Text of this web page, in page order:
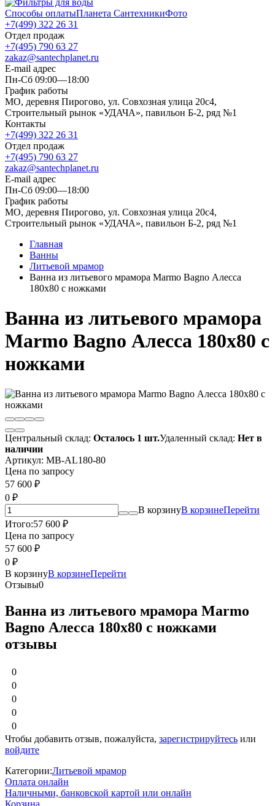
Способы оплатыПланета СантехникиФото
+7(499) 322 26 31
Отдел продаж
+7(495) 790 63 27
zakaz@santechplanet.ru
E-mail адрес
Пн-Сб 09:00—18:00
График работы
МО, деревня Пирогово, ул. Совхозная улица 20с4,
Строительный рынок «УДАЧА», павильон Б-2, ряд №1
Контакты
+7(499) 322 26 31
Отдел продаж
+7(495) 790 63 27
zakaz@santechplanet.ru
E-mail адрес
Пн-Сб 09:00—18:00
График работы
МО, деревня Пирогово, ул. Совхозная улица 20с4,
Строительный рынок «УДАЧА», павильон Б-2, ряд №1
Главная
Ванны
Литьевой мрамор
Ванна из литьевого мрамора Marmo Bagno Алесса
180х80 с ножками
Ванна из литьевого мрамора
Marmo Bagno Алесса 180х80 с
ножками
Центральный склад: Осталось 1 шт.Удаленный склад: Нет в
наличии
Артикул: MB-AL180-80
Цена по запросу
57 600 ₽
0 ₽
В корзинуВ корзинеПерейти
Итого:57 600 ₽
Цена по запросу
57 600 ₽
0 ₽
В корзинуВ корзинеПерейти
Отзывы0
Ванна из литьевого мрамора Marmo
Bagno Алесса 180х80 с ножками
отзывы
0
0
0
0
0
Чтобы добавить отзыв, пожалуйста, зарегистрируйтесь или
войдите
Категории:Литьевой мрамор
Оплата онлайн
Наличными, банковской картой или онлайн
Корзина